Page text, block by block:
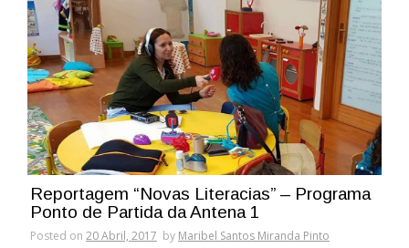
Reportagem “Novas Literacias” – Programa
Ponto de Partida da Antena 1
Posted on 20 Abril, 2017 by Maribel Santos Miranda Pinto